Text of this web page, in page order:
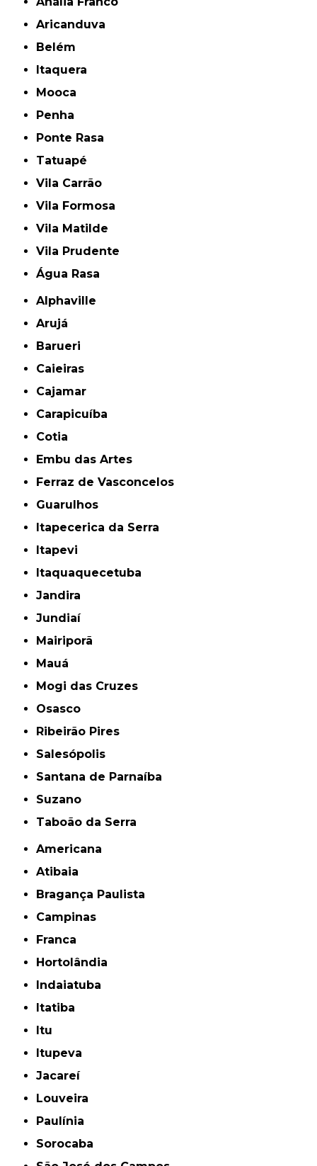
Aricanduva
Belém
Itaquera
Mooca
Penha
Ponte Rasa
Tatuapé
Vila Carrão
Vila Formosa
Vila Matilde
Vila Prudente
Água Rasa
Alphaville
Arujá
Barueri
Caieiras
Cajamar
Carapicuíba
Cotia
Embu das Artes
Ferraz de Vasconcelos
Guarulhos
Itapecerica da Serra
Itapevi
Itaquaquecetuba
Jandira
Jundiaí
Mairiporã
Mauá
Mogi das Cruzes
Osasco
Ribeirão Pires
Salesópolis
Santana de Parnaíba
Suzano
Taboão da Serra
Americana
Atibaia
Bragança Paulista
Campinas
Franca
Hortolândia
Indaiatuba
Itatiba
Itu
Itupeva
Jacareí
Louveira
Paulínia
Sorocaba